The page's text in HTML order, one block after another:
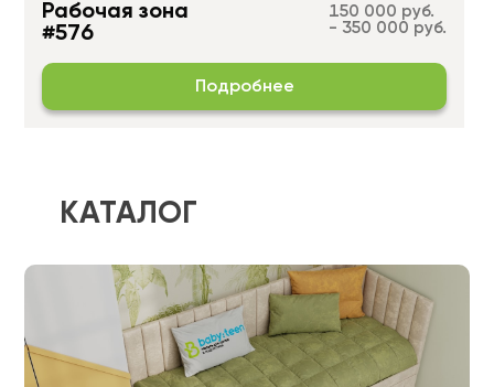
Рабочая зона
#576
150 000 руб.
- 350 000 руб.
Подробнее
КАТАЛОГ